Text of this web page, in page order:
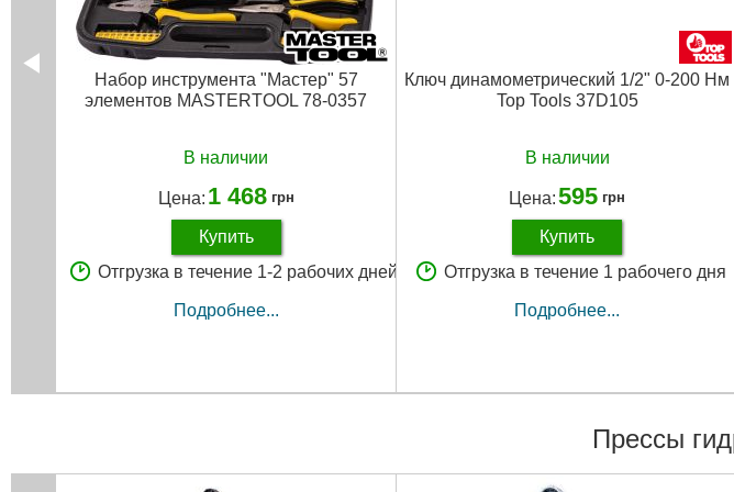
Набор инструмента "Мастер" 57
элементов MASTERTOOL 78-0357
В наличии
Цена: 1 468 грн
Купить
Отгрузка в течение 1-2 рабочих дней
Подробнее...
Ключ динамометрический 1/2" 0-200 Нм
Top Tools 37D105
В наличии
Цена:595 грн
Купить
Отгрузка в течение 1 рабочего дня
Подробнее...
Прессы